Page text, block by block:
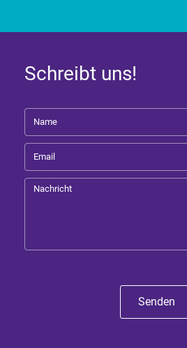
Schreibt uns!
Senden